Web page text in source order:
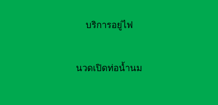
บริการอยู่ไฟ
นวดเปิดท่อน้ำนม